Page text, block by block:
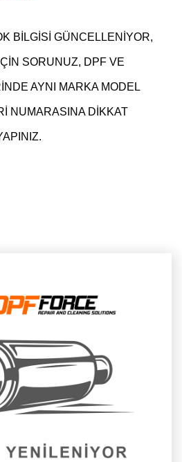
BİLGİSİ GÜNCELLENİYOR,
SORUNUZ, DPF VE
AYNI MARKA MODEL
NUMARASINA DİKKAT